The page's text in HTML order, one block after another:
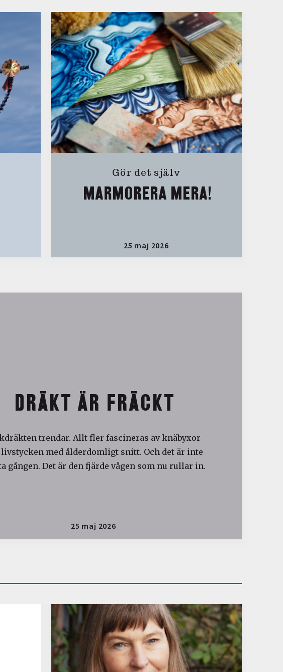
Gör det själv
MARMORERA MERA!
25 maj 2026
DRÄKT ÄR FRÄCKT
trendar. Allt fler fascineras av knäbyxor
livstycken med ålderdomligt snitt. Och det är inte
gången. Det är den fjärde vågen som nu rullar in.
25 maj 2026